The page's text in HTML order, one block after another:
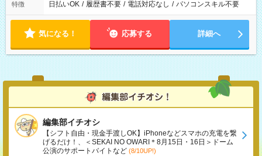
特徴 日払いOK / 履歴書不要 / 電話対応なし / パソコンスキル不要
気になる！ 応募する 詳細へ
編集部イチオシ
【シフト自由・現金手渡しOK】iPhoneなどスマホの充電を繋
げるだけ！、＜SEKAI NO OWARI＊8月15日・16日＞ドーム
公演のサポートバイトなど (8/10UP!)